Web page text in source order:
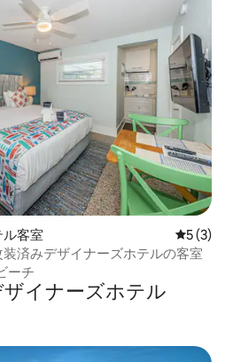
客室 レビュー
5 (3)
済みデザイナーズホテルの客室
ーチ
イナーズホテル